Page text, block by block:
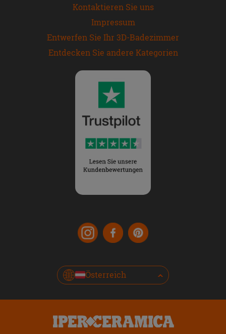
Kontaktieren Sie uns
Impressum
Entwerfen Sie Ihr 3D-Badezimmer
Entdecken Sie andere Kategorien
Österreich